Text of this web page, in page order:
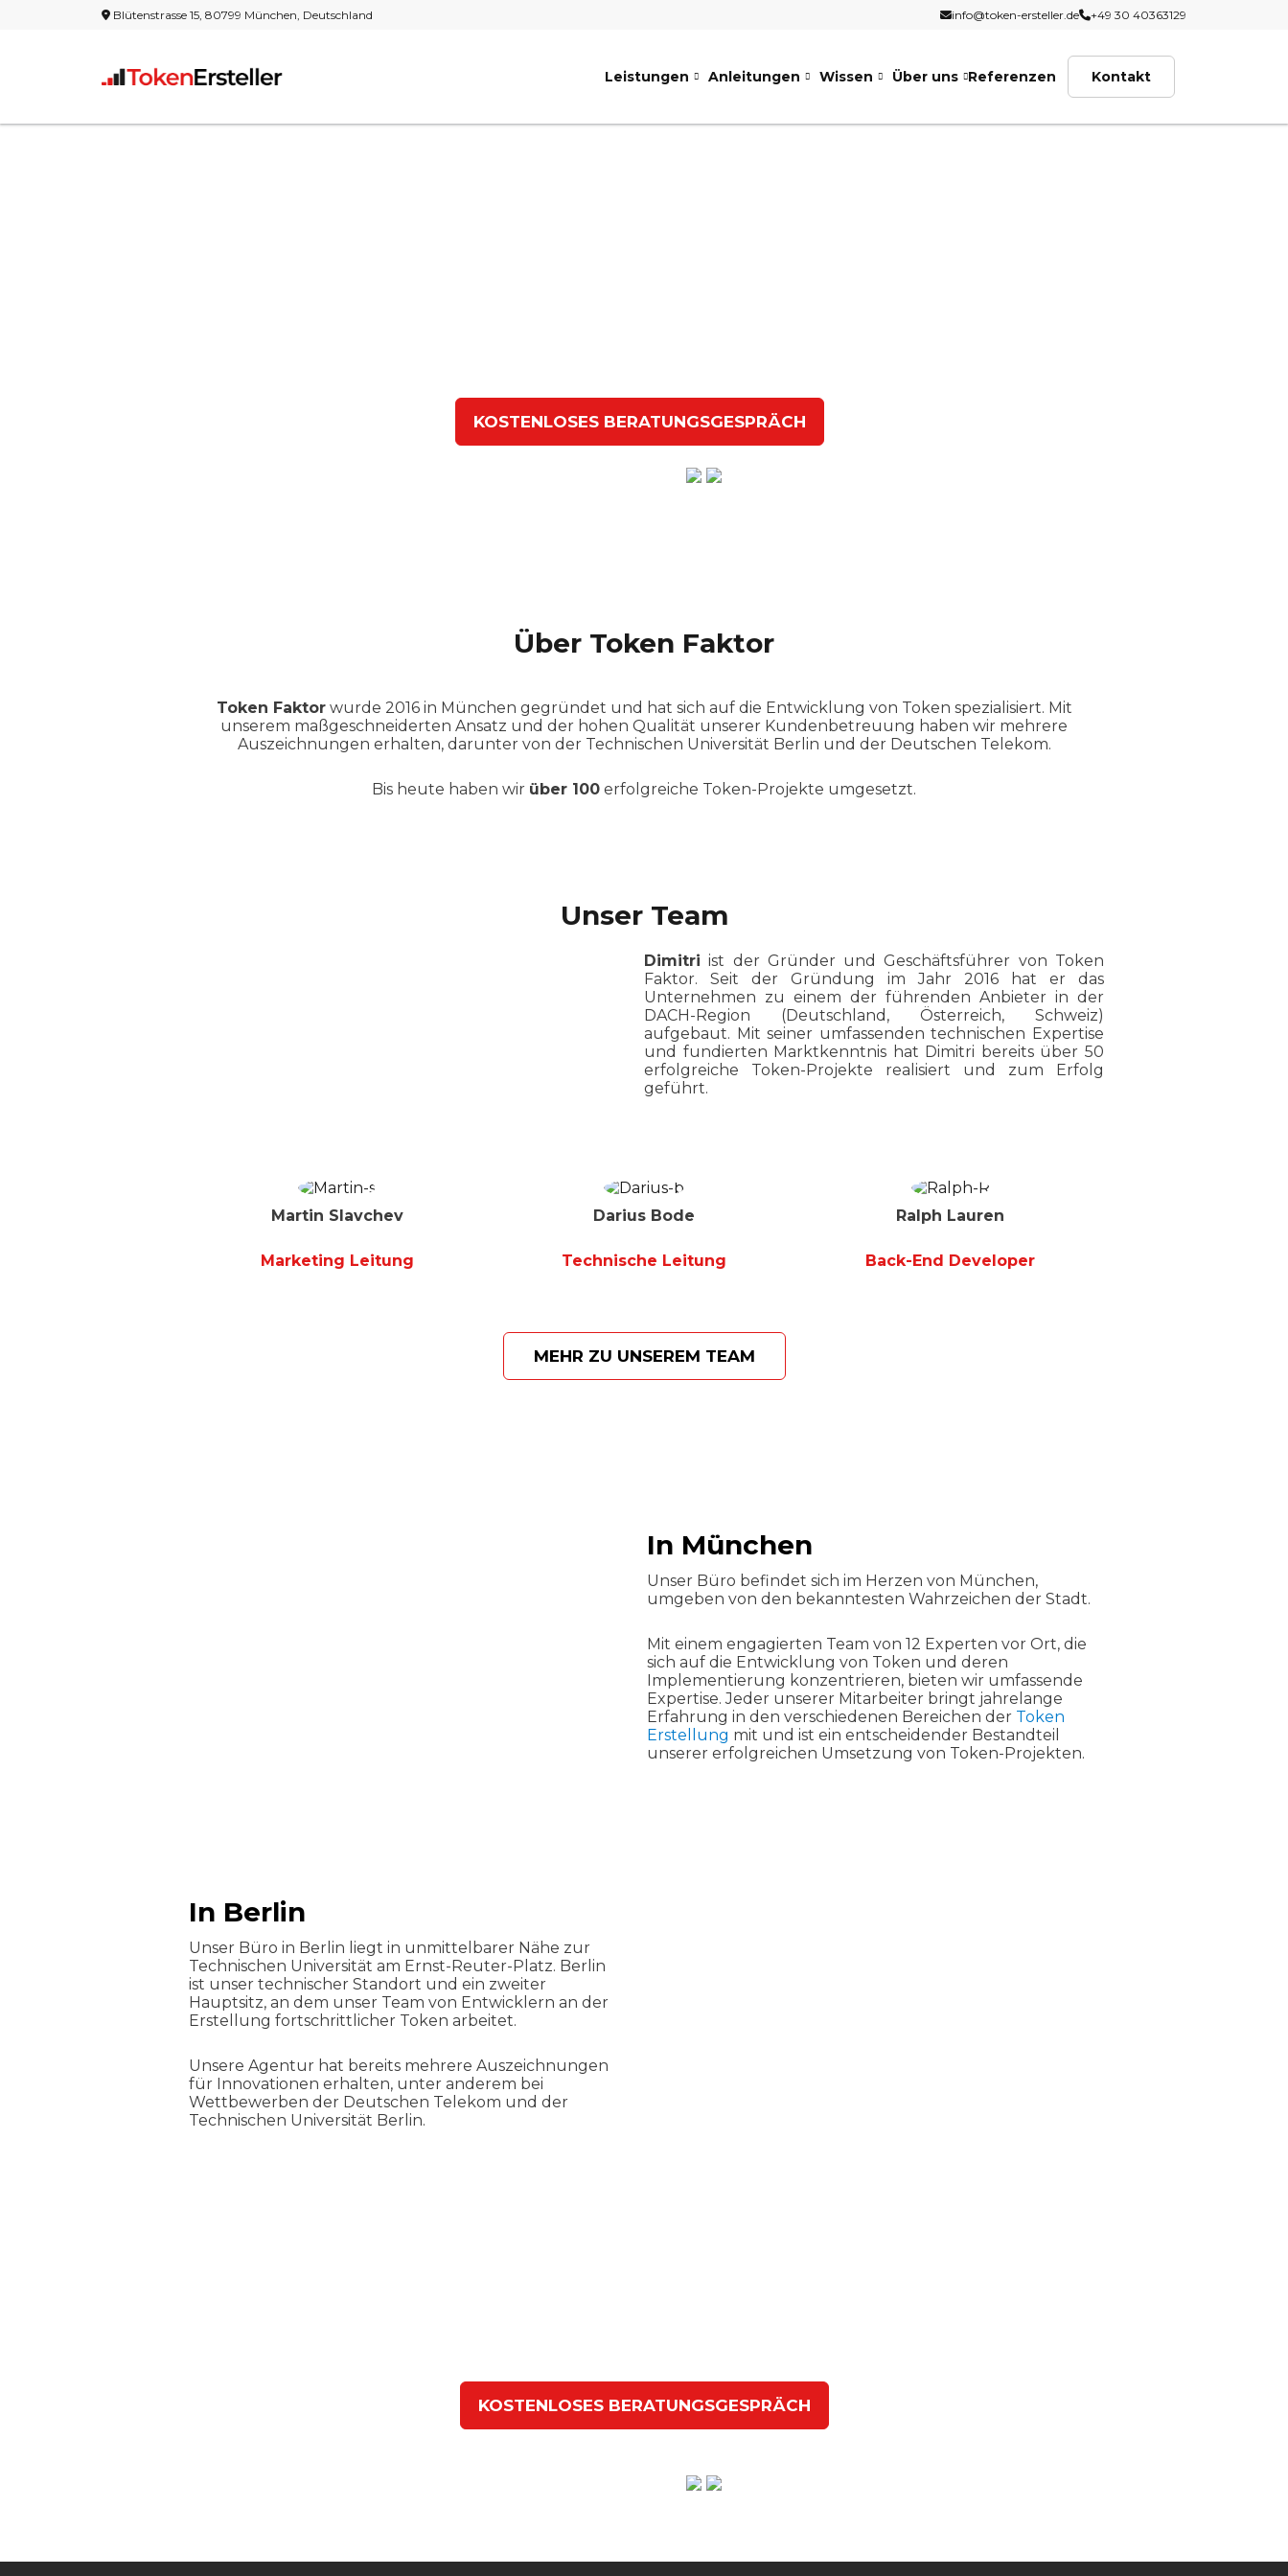
Blütenstrasse 15, 80799 München, Deutschland info@token-ersteller.de +49 30 40363129
Leistungen Anleitungen Wissen Über uns Referenzen Kontakt
KOSTENLOSES BERATUNGSGESPRÄCH
Über Token Faktor
Token Faktorwurde 2016 in München gegründet und hat sich auf die Entwicklung von Token spezialisiert. Mit
unserem maßgeschneiderten Ansatz und der hohen Qualität unserer Kundenbetreuung haben wir mehrere
Auszeichnungen erhalten, darunter von der Technischen Universität Berlin und der Deutschen Telekom.
Bis heute haben wir über 100 erfolgreiche Token-Projekte umgesetzt.
Unser Team
Dimitri ist der Gründer und Geschäftsführer von Token
Faktor. Seit der Gründung im Jahr 2016 hat er das
Unternehmen zu einem der führenden Anbieter in der
DACH-Region (Deutschland, Österreich, Schweiz)
aufgebaut. Mit seiner umfassenden technischen Expertise
und fundierten Marktkenntnis hat Dimitri bereits über 50
erfolgreiche Token-Projekte realisiert und zum Erfolg
geführt.
Martin Slavchev
Marketing Leitung
Darius Bode
Technische Leitung
Ralph Lauren
Back-End Developer
MEHR ZU UNSEREM TEAM
In München
Unser Büro befindet sich im Herzen von München,
umgeben von den bekanntesten Wahrzeichen der Stadt.
Mit einem engagierten Team von 12 Experten vor Ort, die
sich auf die Entwicklung von Token und deren
Implementierung konzentrieren, bieten wir umfassende
Expertise. Jeder unserer Mitarbeiter bringt jahrelange
Erfahrung in den verschiedenen Bereichen der Token
Erstellung mit und ist ein entscheidender Bestandteil
unserer erfolgreichen Umsetzung von Token-Projekten.
In Berlin
Unser Büro in Berlin liegt in unmittelbarer Nähe zur
Technischen Universität am Ernst-Reuter-Platz. Berlin
ist unser technischer Standort und ein zweiter
Hauptsitz, an dem unser Team von Entwicklern an der
Erstellung fortschrittlicher Token arbeitet.
Unsere Agentur hat bereits mehrere Auszeichnungen
für Innovationen erhalten, unter anderem bei
Wettbewerben der Deutschen Telekom und der
Technischen Universität Berlin.
KOSTENLOSES BERATUNGSGESPRÄCH